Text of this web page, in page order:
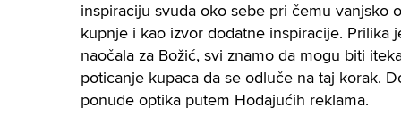
inspiraciju svuda oko sebe pri čemu vanjsko
kupnje i kao izvor dodatne inspiracije. Prilika
naočala za Božić, svi znamo da mogu biti
poticanje kupaca da se odluče na taj korak.
ponude optika putem Hodajućih reklama.